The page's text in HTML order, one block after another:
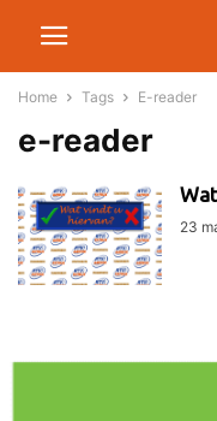
Home Tags E-reader
e-reader
23